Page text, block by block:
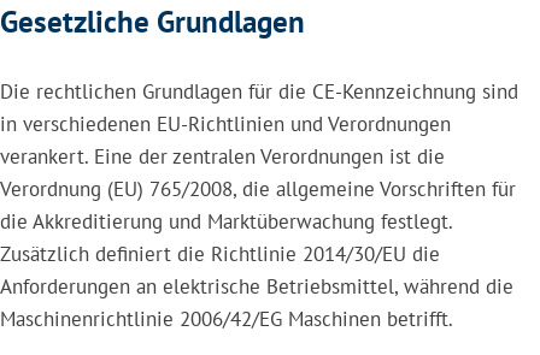
Gesetzliche Grundlagen
Die rechtlichen Grundlagen für die CE-Kennzeichnung sind
in verschiedenen EU-Richtlinien und Verordnungen
verankert. Eine der zentralen Verordnungen ist die
Verordnung (EU) 765/2008, die allgemeine Vorschriften für
die Akkreditierung und Marktüberwachung festlegt.
Zusätzlich definiert die Richtlinie 2014/30/EU die
Anforderungen an elektrische Betriebsmittel, während die
Maschinenrichtlinie 2006/42/EG Maschinen betrifft.